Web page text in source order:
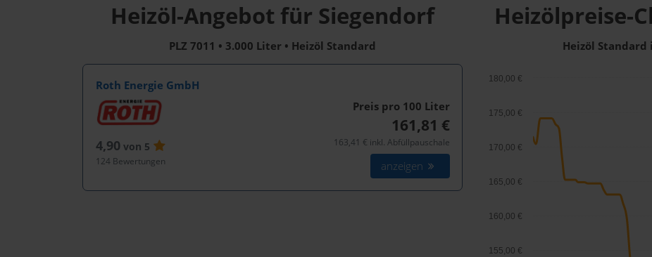
Heizöl-Angebot für Siegendorf
PLZ 7011 • 3.000 Liter • Heizöl Standard
Roth Energie GmbH
4,90 von 5
124 Bewertungen
Preis pro 100 Liter
161,81 €
163,41 € inkl. Abfüllpauschale
anzeigen
Heizölpreise-
Heizöl
155,00 €
160,00 €
165,00 €
170,00 €
175,00 €
180,00 €